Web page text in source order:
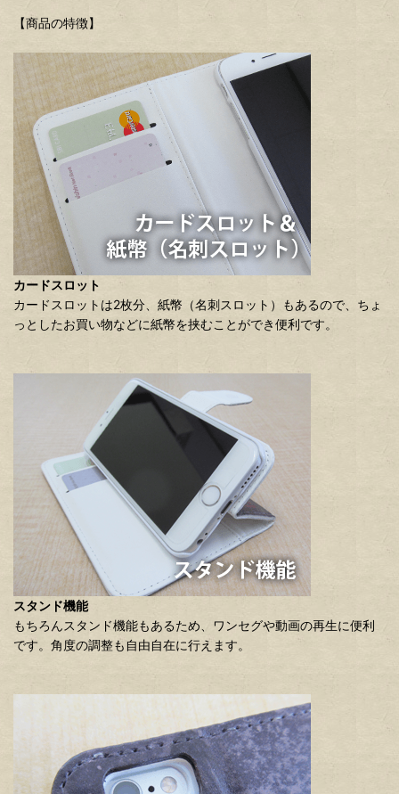
【商品の特徴】
カードスロット
カードスロットは2枚分、紙幣（名刺スロット）もあるので、ちょ
っとしたお買い物などに紙幣を挟むことができ便利です。
スタンド機能
もちろんスタンド機能もあるため、ワンセグや動画の再生に便利
です。角度の調整も自由自在に行えます。